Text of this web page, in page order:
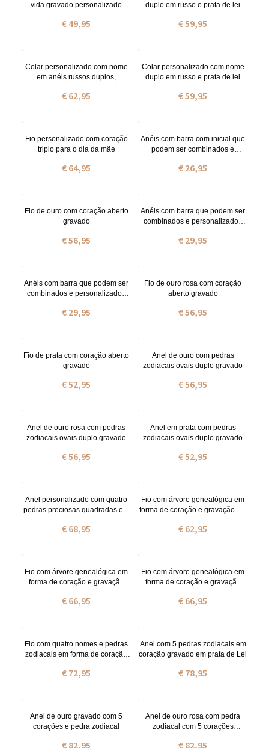
vida gravado personalizado
€ 49,95
duplo em russo e prata de lei
€ 59,95
Colar personalizado com nome
em anéis russos duplos,
€ 62,95
Colar personalizado com nome
duplo em russo e prata de lei
€ 59,95
Fio personalizado com coração
triplo para o dia da mãe
€ 64,95
Anéis com barra com inicial que
podem ser combinados e
€ 26,95
Fio de ouro com coração aberto
gravado
€ 56,95
Anéis com barra que podem ser
combinados e personalizados
€ 29,95
Anéis com barra que podem ser
combinados e personalizados
€ 29,95
Fio de ouro rosa com coração
aberto gravado
€ 56,95
Fio de prata com coração aberto
gravado
€ 52,95
Anel de ouro com pedras
zodiacais ovais duplo gravado
€ 56,95
Anel de ouro rosa com pedras
zodiacais ovais duplo gravado
€ 56,95
Anel em prata com pedras
zodiacais ovais duplo gravado
€ 52,95
Anel personalizado com quatro
pedras preciosas quadradas em
€ 68,95
Fio com árvore genealógica em
forma de coração e gravação em
zodiacais
€ 62,95
Fio com árvore genealógica em
forma de coração e gravação
pedras zodiacais
€ 66,95
Fio com árvore genealógica em
forma de coração e gravação
e pedras zodiacais
€ 66,95
Fio com quatro nomes e pedras
zodiacais em forma de coração
€ 72,95
Anel com 5 pedras zodiacais em
coração gravado em prata de Lei
€ 78,95
Anel de ouro gravado com 5
corações e pedra zodiacal
€ 82,95
Anel de ouro rosa com pedra
zodiacal com 5 corações
€ 82,95